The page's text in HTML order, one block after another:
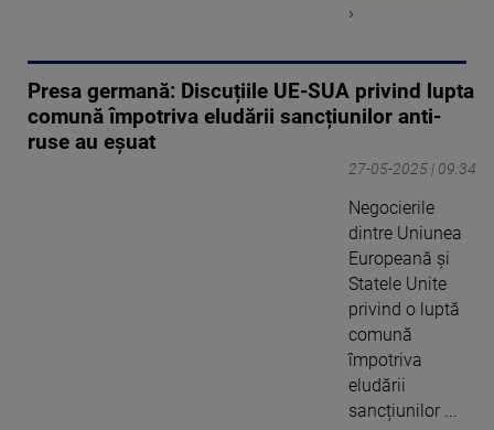
›
Presa germană: Discuțiile UE-SUA privind lupta
comună împotriva eludării sancțiunilor anti-
ruse au eșuat
27-05-2025 | 09:34
Negocierile
dintre Uniunea
Europeană și
Statele Unite
privind o luptă
comună
împotriva
eludării
sancțiunilor ...